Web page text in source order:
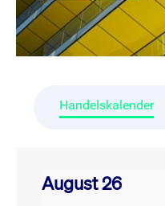
Handelskalender
August 26